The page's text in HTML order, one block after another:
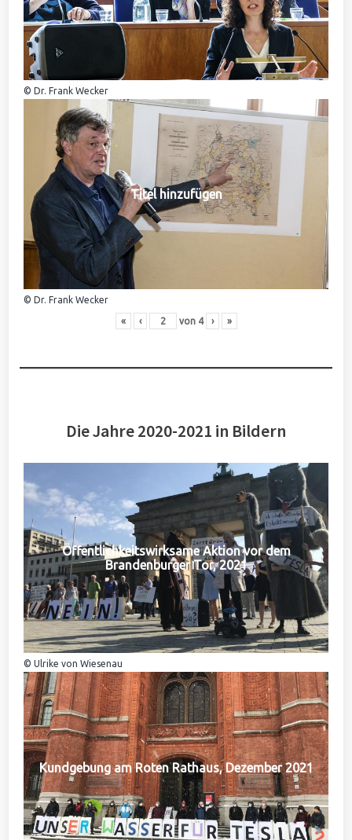
© Dr. Frank Wecker
Titel hinzufügen
© Dr. Frank Wecker
« ‹ von 4 › »
Die Jahre 2020-2021 in Bildern
Öffentlichkeitswirksame Aktion vor dem
Brandenburger Tor, 2021
© Ulrike von Wiesenau
Kundgebung am Roten Rathaus, Dezember 2021